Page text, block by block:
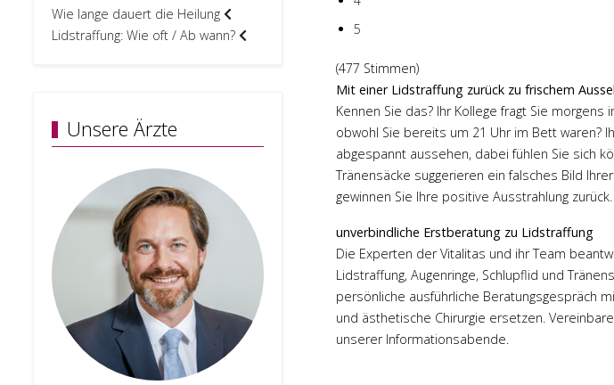
Wie lange dauert die Heilung
Lidstraffung: Wie oft / Ab wann?
Unsere Ärzte
5
(477 Stimmen)
Mit einer Lidstraffung zurück zu frischem
Kennen Sie das? Ihr Kollege fragt Sie
obwohl Sie bereits um 21 Uhr im Bett waren?
abgespannt aussehen, dabei fühlen Sie sich
Tränensäcke suggerieren ein falsches Bild
gewinnen Sie Ihre positive Ausstrahlung zurück.
unverbindliche Erstberatung zu Lidstraffung
Die Experten der Vitalitas und ihr Team
Lidstraffung, Augenringe, Schlupflid und
persönliche ausführliche Beratungsgespräch
und ästhetische Chirurgie ersetzen.
unserer Informationsabende.